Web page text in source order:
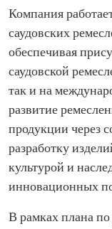
Компания
саудовских
обеспечивая
саудовской
так и на
развитие
продукции через
разработку
культурой и
инновационных
В рамках плана